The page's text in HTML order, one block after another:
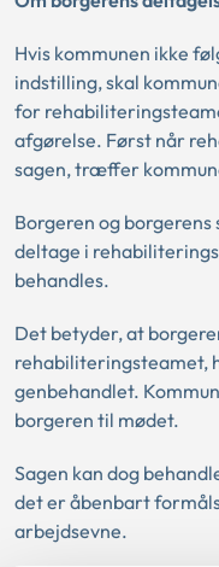
Hvis kommunen ikke
indstilling, skal
for
afgørelse. Først når
sagen, træffer
Borgeren og
deltage i
behandles.
Det betyder, at
rehabiliteringsteamet,
genbehandlet.
borgeren til mødet.
Sagen kan dog
det er åbenbart
arbejdsevne.